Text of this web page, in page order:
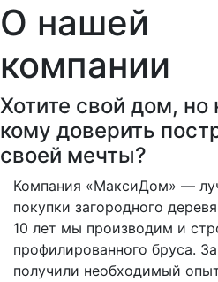
О нашей
компании
Хотите свой дом, но
кому доверить
своей мечты?
Компания «МаксиДом» —
покупки загородного
10 лет мы производим и
профилированного бруса.
получили необходимый